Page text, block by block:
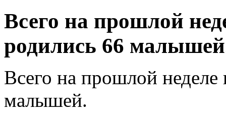
Всего на прошлой
родились 66
Всего на прошлой
малышей.